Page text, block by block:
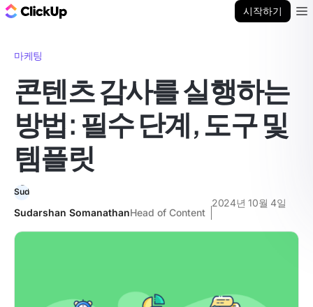
시작하기
마케팅
콘텐츠 감사를 실행하는
방법: 필수 단계, 도구 및
템플릿
Sudarshan SomanathanHead of Content
2024년 10월 4일